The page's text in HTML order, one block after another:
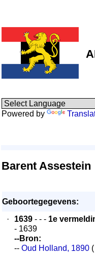
Powered by
Barent Assestein
Geboortegegevens:
·
1639 - - - 1e
- 1639
--Bron:
-- Oud Holland, 1890